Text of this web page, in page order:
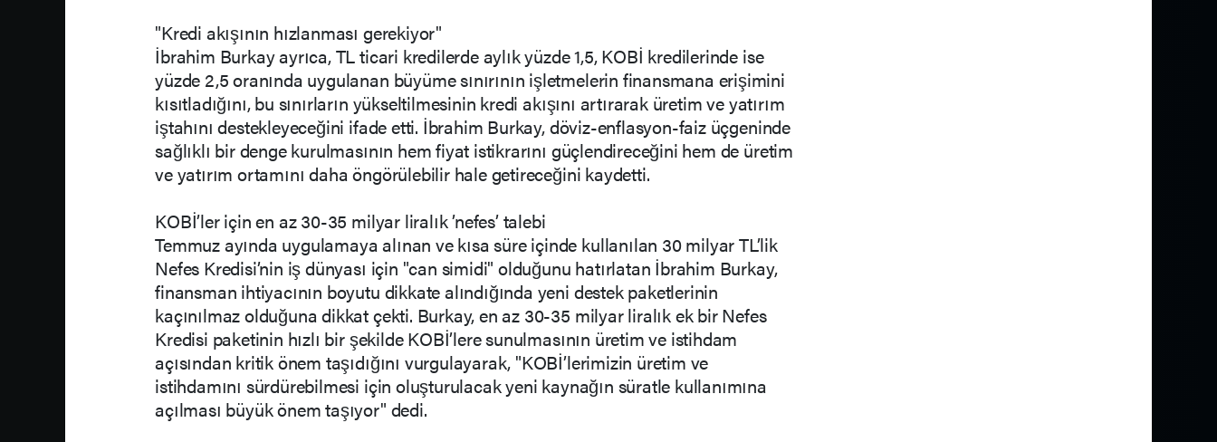
"Kredi akışının hızlanması gerekiyor"
İbrahim Burkay ayrıca, TL ticari kredilerde aylık yüzde 1,5, KOBİ kredilerinde ise
yüzde 2,5 oranında uygulanan büyüme sınırının işletmelerin finansmana erişimini
kısıtladığını, bu sınırların yükseltilmesinin kredi akışını artırarak üretim ve yatırım
iştahını destekleyeceğini ifade etti. İbrahim Burkay, döviz-enflasyon-faiz üçgeninde
sağlıklı bir denge kurulmasının hem fiyat istikrarını güçlendireceğini hem de üretim
ve yatırım ortamını daha öngörülebilir hale getireceğini kaydetti.
KOBİ’ler için en az 30-35 milyar liralık ’nefes’ talebi
Temmuz ayında uygulamaya alınan ve kısa süre içinde kullanılan 30 milyar TL’lik
Nefes Kredisi’nin iş dünyası için "can simidi" olduğunu hatırlatan İbrahim Burkay,
finansman ihtiyacının boyutu dikkate alındığında yeni destek paketlerinin
kaçınılmaz olduğuna dikkat çekti. Burkay, en az 30-35 milyar liralık ek bir Nefes
Kredisi paketinin hızlı bir şekilde KOBİ’lere sunulmasının üretim ve istihdam
açısından kritik önem taşıdığını vurgulayarak, "KOBİ’lerimizin üretim ve
istihdamını sürdürebilmesi için oluşturulacak yeni kaynağın süratle kullanımına
açılması büyük önem taşıyor" dedi.